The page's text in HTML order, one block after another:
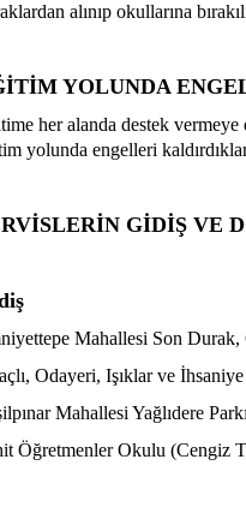
alınıp okullarına
YOLUNDA
her alanda destek
yolunda engelleri
GİDİŞ VE
Mahallesi Son
Odayeri, Işıklar ve
Mahallesi Yağlıdere
Öğretmenler Okulu (Cengiz